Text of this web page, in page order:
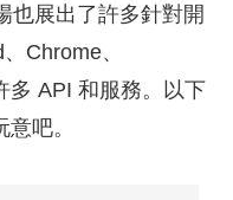
也展出了許多針對開
Chrome、
多 API 和服務。以下
吧。